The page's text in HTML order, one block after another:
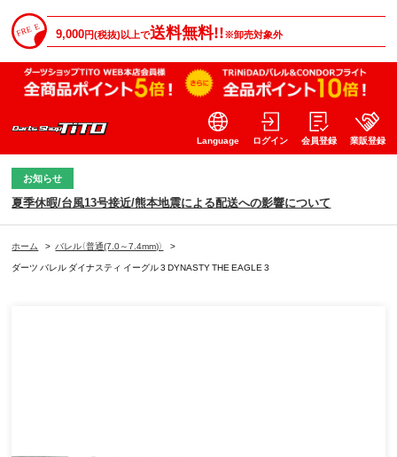
9,000円(税抜)以上で送料無料!!※卸売対象外
Language ログイン 会員登録 業販登録
お知らせ
夏季休暇/台風13号接近/熊本地震による配送への影響について
ホーム > バレル（普通(7.0～7.4mm)）
>
ダーツ バレル ダイナスティ イーグル 3 DYNASTY THE EAGLE 3